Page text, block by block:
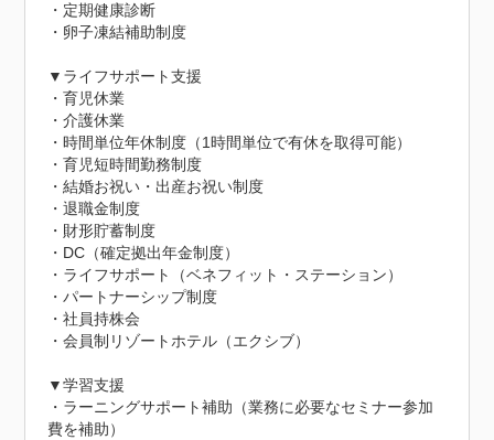
・定期健康診断
・卵子凍結補助制度
▼ライフサポート支援
・育児休業
・介護休業
・時間単位年休制度（1時間単位で有休を取得可能）
・育児短時間勤務制度
・結婚お祝い・出産お祝い制度
・退職金制度
・財形貯蓄制度
・DC（確定拠出年金制度）
・ライフサポート（ベネフィット・ステーション）
・パートナーシップ制度
・社員持株会
・会員制リゾートホテル（エクシブ）
▼学習支援
・ラーニングサポート補助（業務に必要なセミナー参加
費を補助）